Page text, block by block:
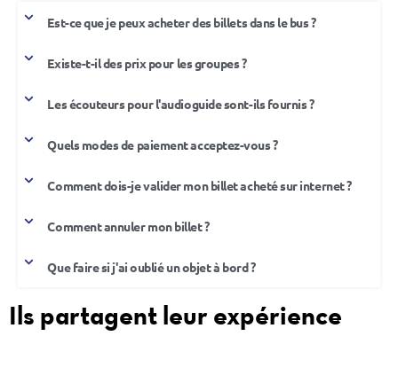
Est-ce que je peux acheter des billets dans le bus ?
Existe-t-il des prix pour les groupes ?
Les écouteurs pour l'audioguide sont-ils fournis ?
Quels modes de paiement acceptez-vous ?
Comment dois-je valider mon billet acheté sur internet ?
Comment annuler mon billet ?
Que faire si j'ai oublié un objet à bord ?
Ils partagent leur expérience